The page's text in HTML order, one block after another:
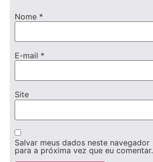
Nome *
E-mail *
Site
Salvar meus dados neste navegador
para a próxima vez que eu comentar.